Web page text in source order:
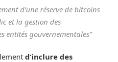
d’une réserve de bitcoins
et la gestion des
entités gouvernementales”
d’inclure des